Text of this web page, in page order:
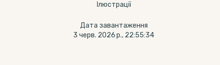
Ілюстрації
Дата завантаження
3 черв. 2026 р., 22:55:34